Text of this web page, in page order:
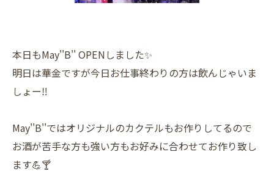
本日もMay''B'' OPENしました✨
明日は華金ですが今日お仕事終わりの方は飲んじゃいま
しょー‼️
May''B''ではオリジナルのカクテルもお作りしてるので
お酒が苦手な方も強い方もお好みに合わせてお作り致し
ます💪🍸